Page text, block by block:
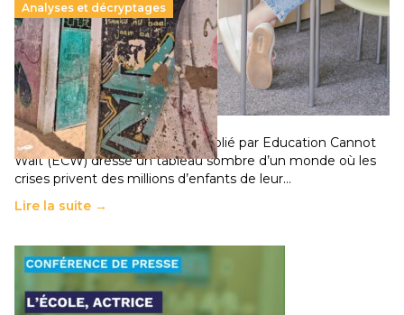
Analyses et décryptages
258 millions d’enfants victimes de la guerre, des
chocs climatiques et des déplacements de
population
11 juillet 2026- National
Un nouveau rapport mondial publié par Education Cannot
Wait (ECW) dresse un tableau sombre d’un monde où les
crises privent des millions d’enfants de leur…
Lire la suite →